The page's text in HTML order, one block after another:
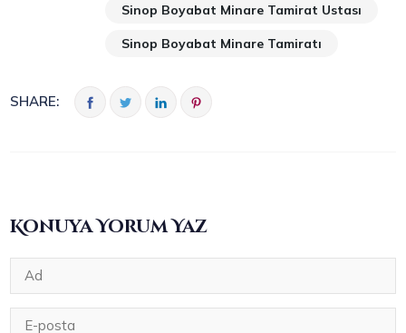
Sinop Boyabat Minare Tamirat Ustası
Sinop Boyabat Minare Tamiratı
SHARE:
Konuya Yorum Yaz